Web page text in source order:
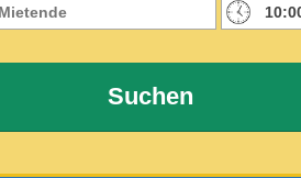
Suchen